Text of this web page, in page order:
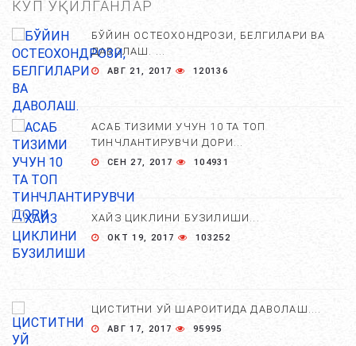
КЎП ЎҚИЛГАНЛАР
БЎЙИН ОСТЕОХОНДРОЗИ, БЕЛГИЛАРИ ВА
ДАВОЛАШ. ...
АВГ 21, 2017 120136
АСАБ ТИЗИМИ УЧУН 10 ТА ТОП
ТИНЧЛАНТИРУВЧИ ДОРИ...
СЕН 27, 2017 104931
ХАЙЗ ЦИКЛИНИ БУЗИЛИШИ...
ОКТ 19, 2017 103252
ЦИСТИТНИ УЙ ШАРОИТИДА ДАВОЛАШ....
АВГ 17, 2017 95995